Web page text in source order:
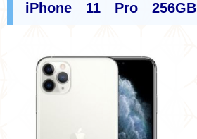
iPhone 11 Pro 256GB